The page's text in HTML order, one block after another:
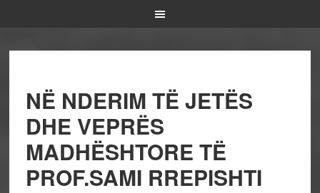
NË NDERIM TË JETËS
DHE VEPRËS
MADHËSHTORE TË
PROF.SAMI RREPISHTI